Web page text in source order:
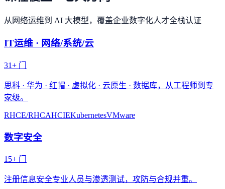
从网络运维到 AI 大模型，覆盖企业数字化人才全栈认证
IT运维 · 网络/系统/云
31+ 门
思科 · 华为 · 红帽 · 虚拟化 · 云原生 · 数据库，从工程师到专
家级。
RHCE/RHCAHCIEKubernetesVMware
数字安全
15+ 门
注册信息安全专业人员与渗透测试，攻防与合规并重。